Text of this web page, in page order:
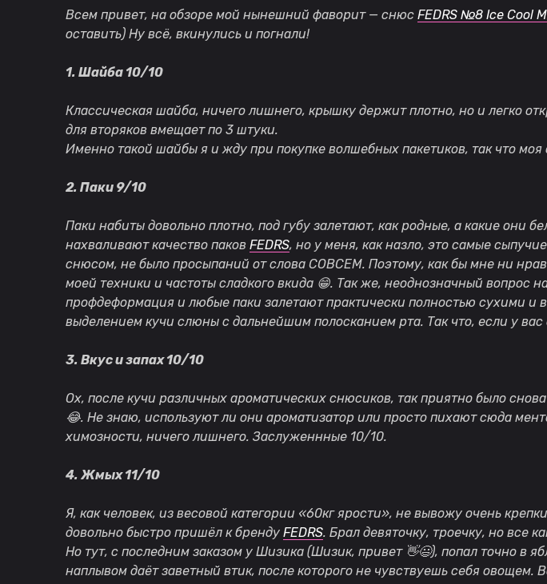
Всем привет, на обзоре мой нынешний фаворит — снюс FEDRS №8 Ice Cool
оставить) Ну всё, вкинулись и погнали!
1. Шайба 10/10
Классическая шайба, ничего лишнего, крышку держит плотно, но и легко
для вторяков вмещает по 3 штуки.
Именно такой шайбы я и жду при покупке волшебных пакетиков, так что моя
2. Паки 9/10
Паки набиты довольно плотно, под губу залетают, как родные, а какие они
нахваливают качество паков FEDRS, но у меня, как назло, это самые
снюсом, не было просыпаний от слова СОВСЕМ. Поэтому, как бы мне ни
моей техники и частоты сладкого вкида 😁. Так же, неоднозначный вопрос
профдеформация и любые паки залетают практически полностью сухими и
выделением кучи слюны с дальнейшим полосканием рта. Так что, если у
3. Вкус и запах 10/10
Ох, после кучи различных ароматических снюсиков, так приятно было
😂. Не знаю, используют ли они ароматизатор или просто пихают сюда
химозности, ничего лишнего. Заслуженнные 10/10.
4. Жмых 11/10
Я, как человек, из весовой категории «60кг ярости», не вывожу очень
довольно быстро пришёл к бренду FEDRS. Брал девяточку, троечку, но все
Но тут, с последним заказом у Шизика (Шизик, привет 👋😃), попал точно в
наплывом даёт заветный втик, после которого не чувствуешь себя овощем.